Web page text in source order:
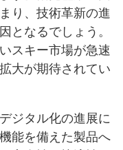
り、技術革新の進
となるでしょう。
スキー市場が急速
大が期待されてい
ジタル化の進展に
能を備えた製品へ